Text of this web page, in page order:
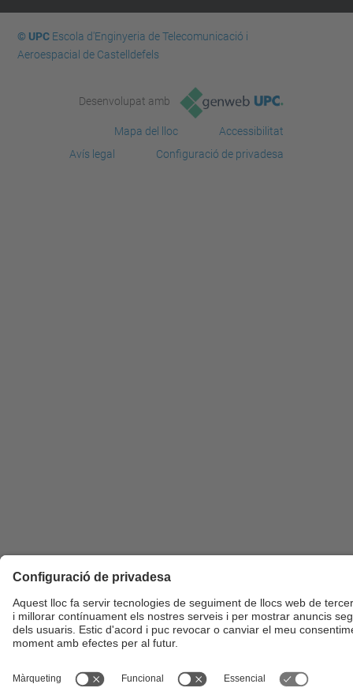
© UPCEscola d'Enginyeria de Telecomunicació i
Aeroespacial de Castelldefels
Desenvolupat amb
Mapa del lloc
Accessibilitat
Avís legal
Configuració de privadesa